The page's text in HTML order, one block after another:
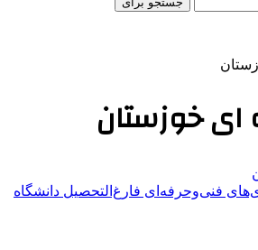
خوزستان